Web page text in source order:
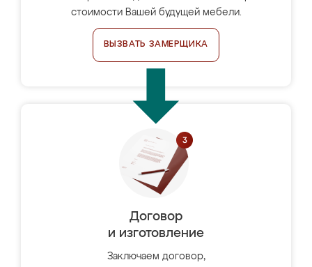
стоимости Вашей будущей мебели.
ВЫЗВАТЬ ЗАМЕРЩИКА
Договор
и изготовление
Заключаем договор,